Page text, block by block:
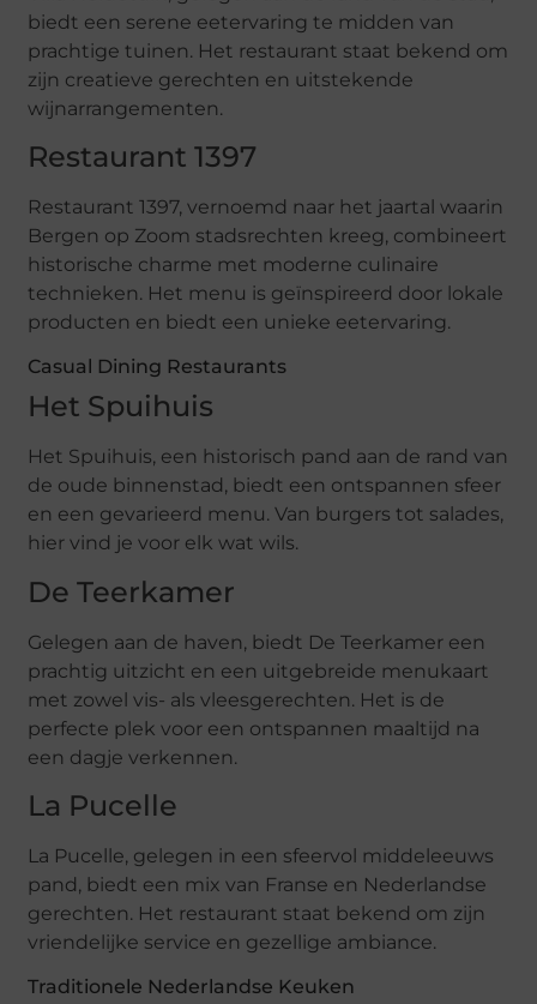
biedt een serene eetervaring te midden van
prachtige tuinen. Het restaurant staat bekend om
zijn creatieve gerechten en uitstekende
wijnarrangementen.
Restaurant 1397
Restaurant 1397, vernoemd naar het jaartal waarin
Bergen op Zoom stadsrechten kreeg, combineert
historische charme met moderne culinaire
technieken. Het menu is geïnspireerd door lokale
producten en biedt een unieke eetervaring.
Casual Dining Restaurants
Het Spuihuis
Het Spuihuis, een historisch pand aan de rand van
de oude binnenstad, biedt een ontspannen sfeer
en een gevarieerd menu. Van burgers tot salades,
hier vind je voor elk wat wils.
De Teerkamer
Gelegen aan de haven, biedt De Teerkamer een
prachtig uitzicht en een uitgebreide menukaart
met zowel vis- als vleesgerechten. Het is de
perfecte plek voor een ontspannen maaltijd na
een dagje verkennen.
La Pucelle
La Pucelle, gelegen in een sfeervol middeleeuws
pand, biedt een mix van Franse en Nederlandse
gerechten. Het restaurant staat bekend om zijn
vriendelijke service en gezellige ambiance.
Traditionele Nederlandse Keuken